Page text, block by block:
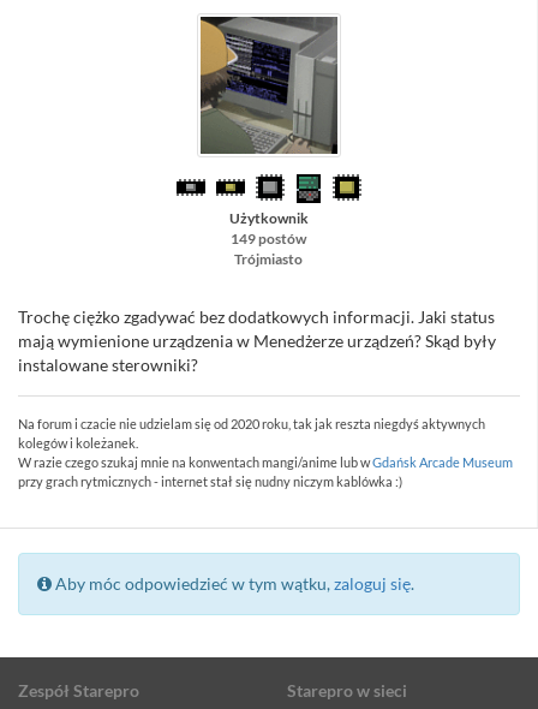
Użytkownik
149 postów
Trójmiasto
Trochę ciężko zgadywać bez dodatkowych informacji. Jaki status
mają wymienione urządzenia w Menedżerze urządzeń? Skąd były
instalowane sterowniki?
Na forum i czacie nie udzielam się od 2020 roku, tak jak reszta niegdyś aktywnych
kolegów i koleżanek.
W razie czego szukaj mnie na konwentach mangi/anime lub wGdańsk Arcade Museum
przy grach rytmicznych - internet stał się nudny niczym kablówka :)
Aby móc odpowiedzieć w tym wątku,zaloguj się.
Zespół Starepro Starepro w sieci